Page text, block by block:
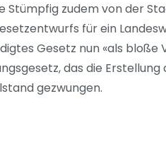
zudem von der
für ein
Gesetz nun «als bloße
das die
gezwungen.